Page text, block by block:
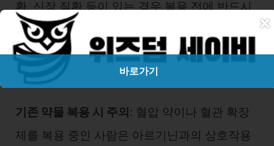
환, 신장 질환 등이 있는 경우 복용 전에 반드시
의사와 상담하는 것이 좋습니다. 아르기닌이 혈
관을 확장시키기 때문에 혈압에 영향을 미칠 수
있습니다.
기존 약물 복용 시 주의 : 혈압 약이나 혈관 확장
제를 복용 중인 사람은 아르기닌과의 상호작용
×
바로가기